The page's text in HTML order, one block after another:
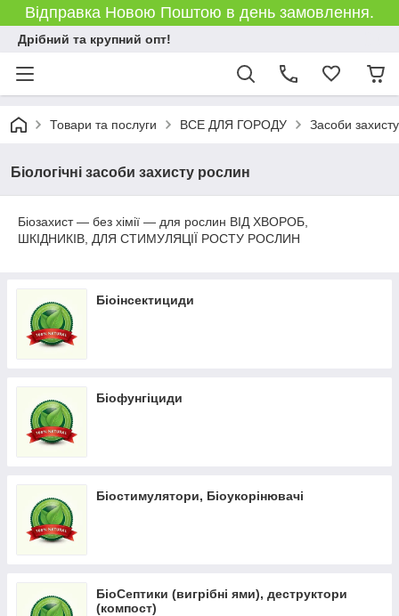
Відправка Новою Поштою в день замовлення.
Дрібний та крупний опт!
Товари та послуги ВСЕ ДЛЯ ГОРОДУ Засоби
Біологічні засоби захисту рослин
Біозахист ― без хімії ― для рослин ВІД ХВОРОБ,
ШКІДНИКІВ, ДЛЯ СТИМУЛЯЦІЇ РОСТУ РОСЛИН
Біоінсектициди
Біофунгіциди
Біостимулятори, Біоукорінювачі
БіоСептики (вигрібні ями), деструктори
(компост)